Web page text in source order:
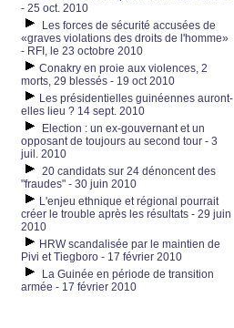
- 25 oct. 2010
Les forces de sécurité accusées de
«graves violations des droits de l'homme»
- RFI, le 23 octobre 2010
Conakry en proie aux violences, 2
morts, 29 blessés - 19 oct 2010
Les présidentielles guinéennes auront-
elles lieu ? 14 sept. 2010
Election : un ex-gouvernant et un
opposant de toujours au second tour - 3
juil. 2010
20 candidats sur 24 dénoncent des
"fraudes" - 30 juin 2010
L'enjeu ethnique et régional pourrait
créer le trouble après les résultats - 29 juin
2010
HRW scandalisée par le maintien de
Pivi et Tiegboro - 17 février 2010
La Guinée en période de transition
armée - 17 février 2010